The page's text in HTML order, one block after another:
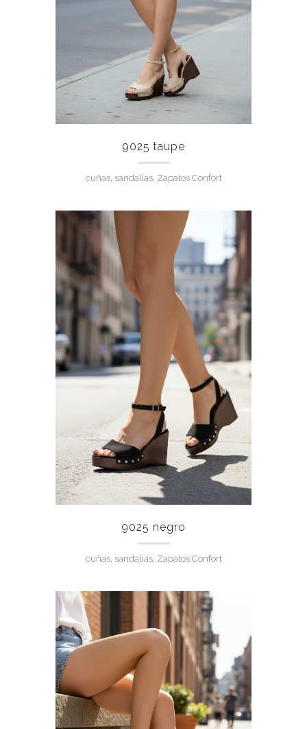
9025 taupe
cuñas, sandalias, Zapatos Confort
9025 negro
cuñas, sandalias, Zapatos Confort